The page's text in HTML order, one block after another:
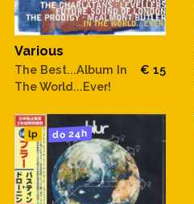
Various
The Best...Album In
The World...Ever!
€ 15
lp do 24h